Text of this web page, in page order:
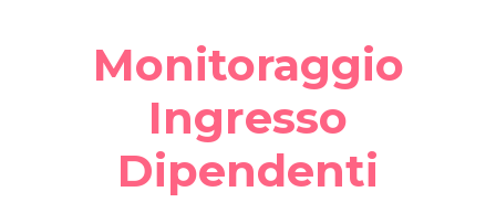
Monitoraggio
Ingresso
Dipendenti